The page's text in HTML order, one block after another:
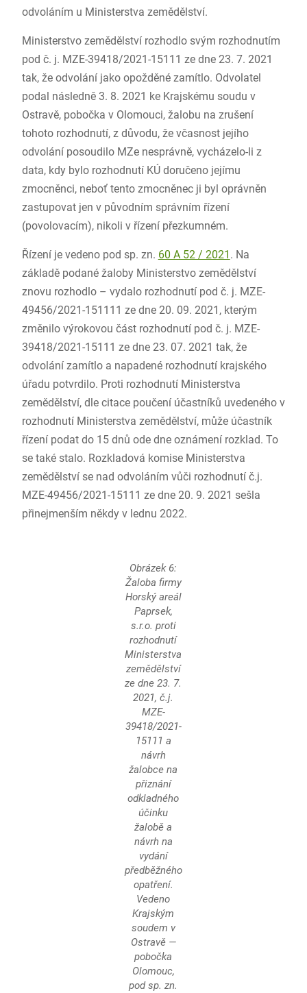
odvoláním u Ministerstva zemědělství.
Ministerstvo zemědělství rozhodlo svým rozhodnutím
pod č. j. MZE-39418/2021-15111 ze dne 23. 7. 2021
tak, že odvolání jako opožděné zamítlo. Odvolatel
podal následně 3. 8. 2021 ke Krajskému soudu v
Ostravě, pobočka v Olomouci, žalobu na zrušení
tohoto rozhodnutí, z důvodu, že včasnost jejího
odvolání posoudilo MZe nesprávně, vycházelo-li z
data, kdy bylo rozhodnutí KÚ doručeno jejímu
zmocněnci, neboť tento zmocněnec ji byl oprávněn
zastupovat jen v původním správním řízení
(povolovacím), nikoli v řízení přezkumném.
Řízení je vedeno pod sp. zn. 60 A 52 / 2021 . Na
základě podané žaloby Ministerstvo zemědělství
znovu rozhodlo – vydalo rozhodnutí pod č. j. MZE-
49456/2021-151111 ze dne 20. 09. 2021, kterým
změnilo výrokovou část rozhodnutí pod č. j. MZE-
39418/2021-15111 ze dne 23. 07. 2021 tak, že
odvolání zamítlo a napadené rozhodnutí krajského
úřadu potvrdilo. Proti rozhodnutí Ministerstva
zemědělství, dle citace poučení účastníků uvedeného v
rozhodnutí Ministerstva zemědělství, může účastník
řízení podat do 15 dnů ode dne oznámení rozklad. To
se také stalo. Rozkladová komise Ministerstva
zemědělství se nad odvoláním vůči rozhodnutí č.j.
MZE-49456/2021-15111 ze dne 20. 9. 2021 sešla
přinejmenším někdy v lednu 2022.
Obrázek 6:
Žaloba firmy
Horský areál
Paprsek,
s.r.o. proti
rozhodnutí
Ministerstva
zemědělství
ze dne 23. 7.
2021, č.j.
MZE-
39418/2021-
15111 a
návrh
žalobce na
přiznání
odkladného
účinku
žalobě a
návrh na
vydání
předběžného
opatření.
Vedeno
Krajským
soudem v
Ostravě —
pobočka
Olomouc,
pod sp. zn.